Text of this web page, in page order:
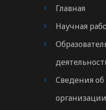
Главная
Научная
Сведения об
организации